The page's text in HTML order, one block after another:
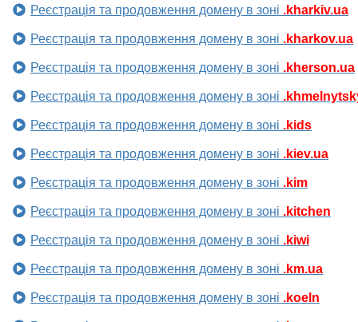
Реєстрація та продовження домену в зоні .kharkiv.ua
Реєстрація та продовження домену в зоні .kharkov.ua
Реєстрація та продовження домену в зоні .kherson.ua
Реєстрація та продовження домену в зоні
Реєстрація та продовження домену в зоні .kids
Реєстрація та продовження домену в зоні .kiev.ua
Реєстрація та продовження домену в зоні .kim
Реєстрація та продовження домену в зоні .kitchen
Реєстрація та продовження домену в зоні .kiwi
Реєстрація та продовження домену в зоні .km.ua
Реєстрація та продовження домену в зоні .koeln